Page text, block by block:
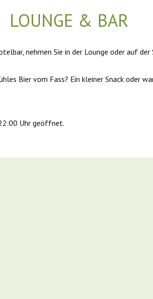
LOUNGE & BAR
nehmen Sie in der Lounge oder auf
Bier vom Fass? Ein kleiner Snack oder
Uhr geöffnet.